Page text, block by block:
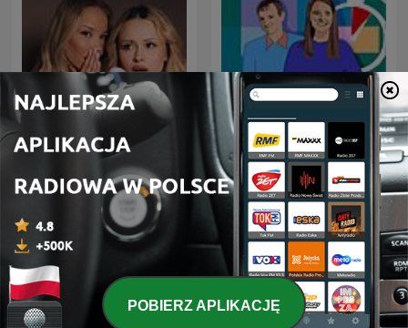
besties 6 Minute English
POBIERZ APLIKACJĘ